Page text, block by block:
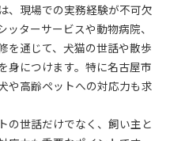
、現場での実務経験が不可欠
ターサービスや動物病院、
を通じて、犬猫の世話や散歩
身につけます。特に名古屋市
や高齢ペットへの対応力も求
の世話だけでなく、飼い主と